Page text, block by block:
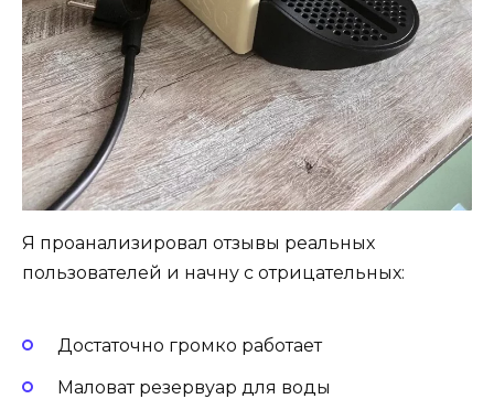
Я проанализировал отзывы реальных
пользователей и начну с отрицательных:
Достаточно громко работает
Маловат резервуар для воды